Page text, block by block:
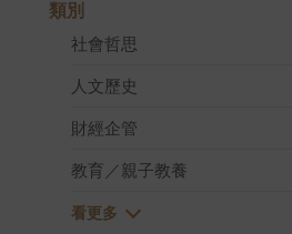
類別
社會哲思
人文歷史
財經企管
教育／親子教養